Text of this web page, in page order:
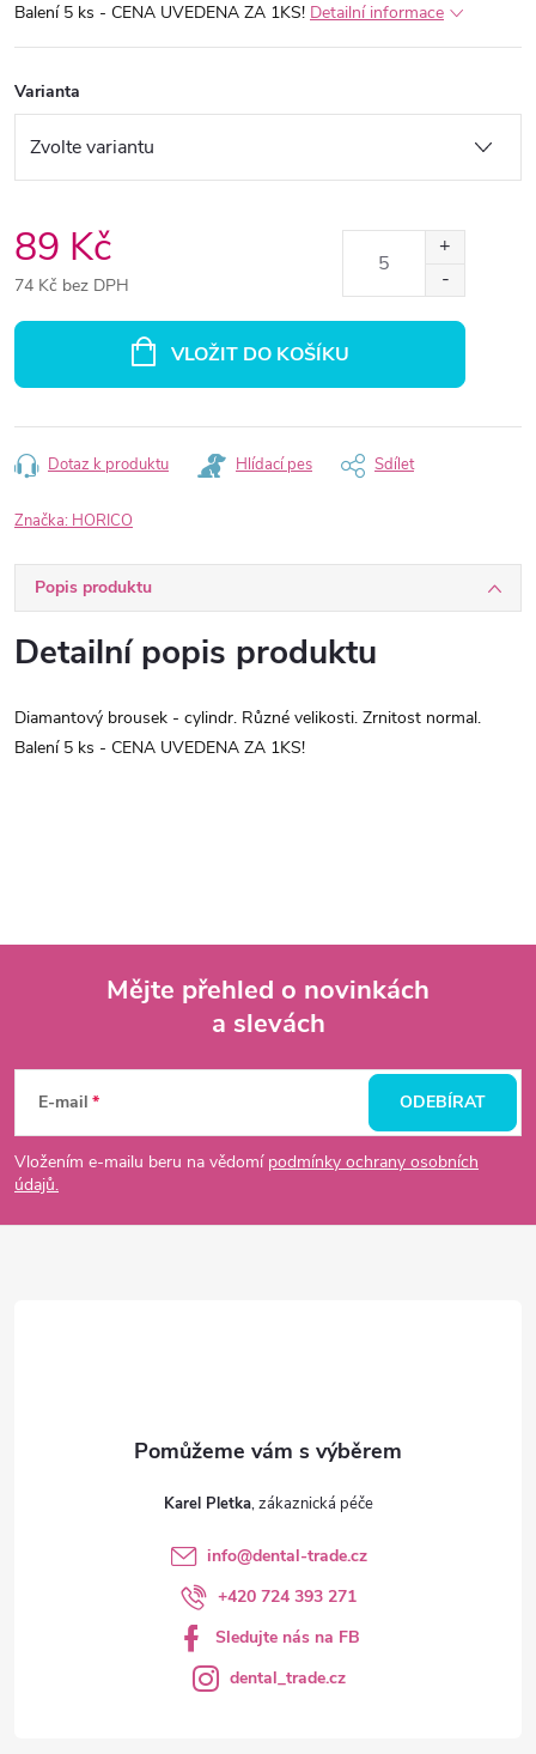
Balení 5 ks - CENA UVEDENA ZA 1KS! Detailní informace
Varianta
89 Kč
74 Kč bez DPH
VLOŽIT DO KOŠÍKU
Dotaz k produktu Hlídací pes Sdílet
Značka: HORICO
Popis produktu
Detailní popis produktu
Diamantový brousek - cylindr. Různé velikosti. Zrnitost normal.
Balení 5 ks - CENA UVEDENA ZA 1KS!
p
a
Mějte přehled o novinkách
a slevách
E-mail
Vložením e-mailu beru na vědomí podmínky ochrany osobních
údajů.
ODEBÍRAT
Karel Pletka
info@dental-trade.cz
+420 724 393 271
Sledujte nás na FB
dental_trade.cz